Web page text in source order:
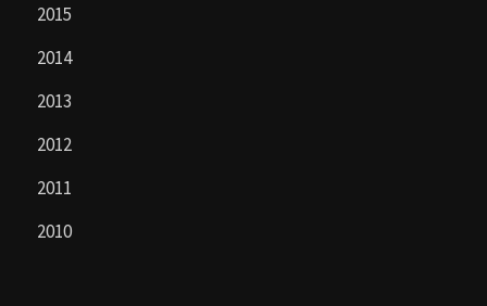
2015
2014
2013
2012
2011
2010